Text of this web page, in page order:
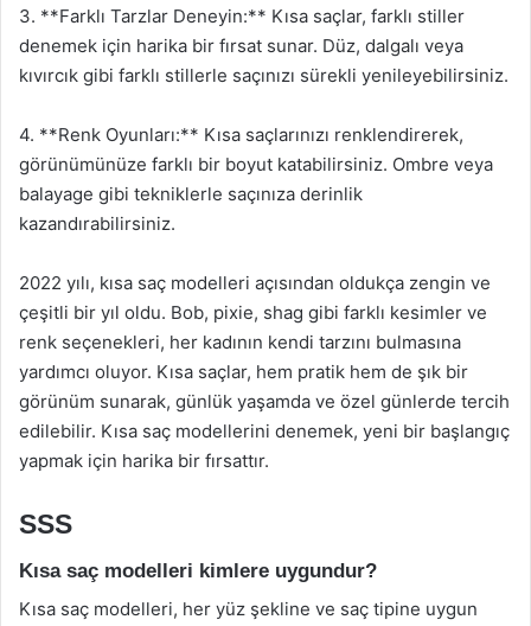
3. **Farklı Tarzlar Deneyin:** Kısa saçlar, farklı stiller
denemek için harika bir fırsat sunar. Düz, dalgalı veya
kıvırcık gibi farklı stillerle saçınızı sürekli yenileyebilirsiniz.
4. **Renk Oyunları:** Kısa saçlarınızı renklendirerek,
görünümünüze farklı bir boyut katabilirsiniz. Ombre veya
balayage gibi tekniklerle saçınıza derinlik
kazandırabilirsiniz.
2022 yılı, kısa saç modelleri açısından oldukça zengin ve
çeşitli bir yıl oldu. Bob, pixie, shag gibi farklı kesimler ve
renk seçenekleri, her kadının kendi tarzını bulmasına
yardımcı oluyor. Kısa saçlar, hem pratik hem de şık bir
görünüm sunarak, günlük yaşamda ve özel günlerde tercih
edilebilir. Kısa saç modellerini denemek, yeni bir başlangıç
yapmak için harika bir fırsattır.
SSS
Kısa saç modelleri kimlere uygundur?
Kısa saç modelleri, her yüz şekline ve saç tipine uygun